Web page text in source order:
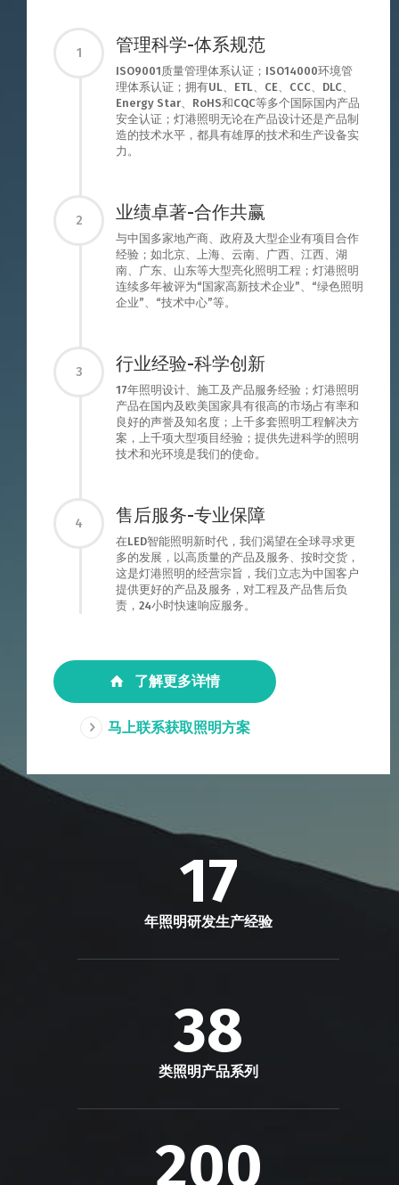
1 管理科学-体系规范
ISO9001质量管理体系认证；ISO14000环境管
理体系认证；拥有UL、ETL、CE、CCC、DLC、
Energy Star、RoHS和CQC等多个国际国内产品
安全认证；灯港照明无论在产品设计还是产品制
造的技术水平，都具有雄厚的技术和生产设备实
力。
2 业绩卓著-合作共赢
与中国多家地产商、政府及大型企业有项目合作
经验；如北京、上海、云南、广西、江西、湖
南、广东、山东等大型亮化照明工程；灯港照明
连续多年被评为“国家高新技术企业”、“绿色照明
企业”、“技术中心”等。
3 行业经验-科学创新
17年照明设计、施工及产品服务经验；灯港照明
产品在国内及欧美国家具有很高的市场占有率和
良好的声誉及知名度；上千多套照明工程解决方
案，上千项大型项目经验；提供先进科学的照明
技术和光环境是我们的使命。
4 售后服务-专业保障
在LED智能照明新时代，我们渴望在全球寻求更
多的发展，以高质量的产品及服务、按时交货，
这是灯港照明的经营宗旨，我们立志为中国客户
提供更好的产品及服务，对工程及产品售后负
责，24小时快速响应服务。
了解更多详情
马上联系获取照明方案
17
年照明研发生产经验
38
类照明产品系列
200